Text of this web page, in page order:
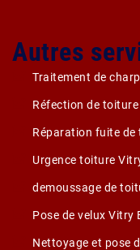
Autres
Traitement de
Réfection de
Réparation fuite
Urgence toiture
demoussage de
Pose de velux Vitry
Nettoyage et pose